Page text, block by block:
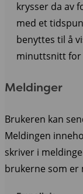
krysser da av
med et
benyttes til å
minuttsnitt for
Meldinger
Brukeren kan
Meldingen
skriver i
brukerne som er